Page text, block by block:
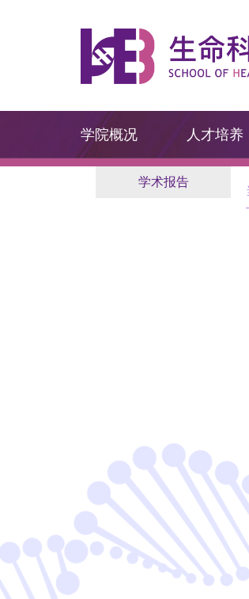
学院概况 人才培养
学术报告